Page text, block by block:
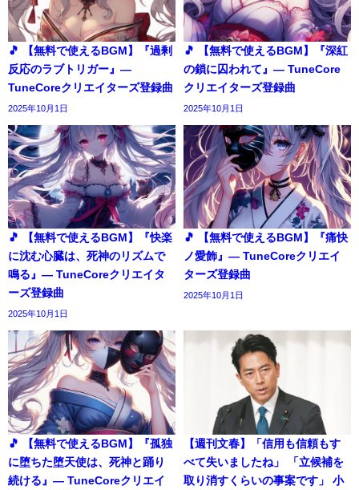
🎵 【無料で使えるBGM】『過剰
反応のラブトリガー』―
TuneCoreクリエイターズ登録曲
2025年10月1日
🎵 【無料で使えるBGM】『深紅
の鎖に囚われて』― TuneCore
クリエイターズ登録曲
2025年10月1日
🎵 【無料で使えるBGM】『快楽
に沈む心臓は、死神のリズムで
鳴る』― TuneCoreクリエイタ
ーズ登録曲
2025年10月1日
🎵 【無料で使えるBGM】『痛快
ノ愛飾』― TuneCoreクリエイ
ターズ登録曲
2025年10月1日
🎵 【無料で使えるBGM】『孤独
に堕ちた堕天使は、死神と踊り
続ける』― TuneCoreクリエイ
【週刊文春】「信用も信頼もす
べて失いましたね」 「立候補を
取り消すくらいの事案です」 小